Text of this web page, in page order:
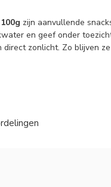
zijn aanvullende
en geef onder
zonlicht. Zo blijven